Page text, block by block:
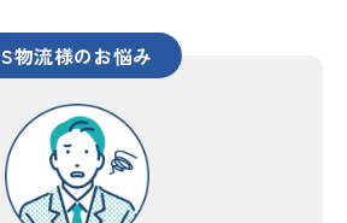
S物流様のお悩み